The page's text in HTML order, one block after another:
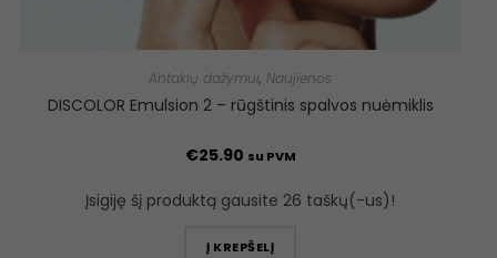
Antakių dažymui, Naujienos
DISCOLOR Emulsion 2 – rūgštinis spalvos nuėmiklis
€25.90 su PVM
Įsigiję šį produktą gausite 26 taškų(-us)!
Į KREPŠELĮ